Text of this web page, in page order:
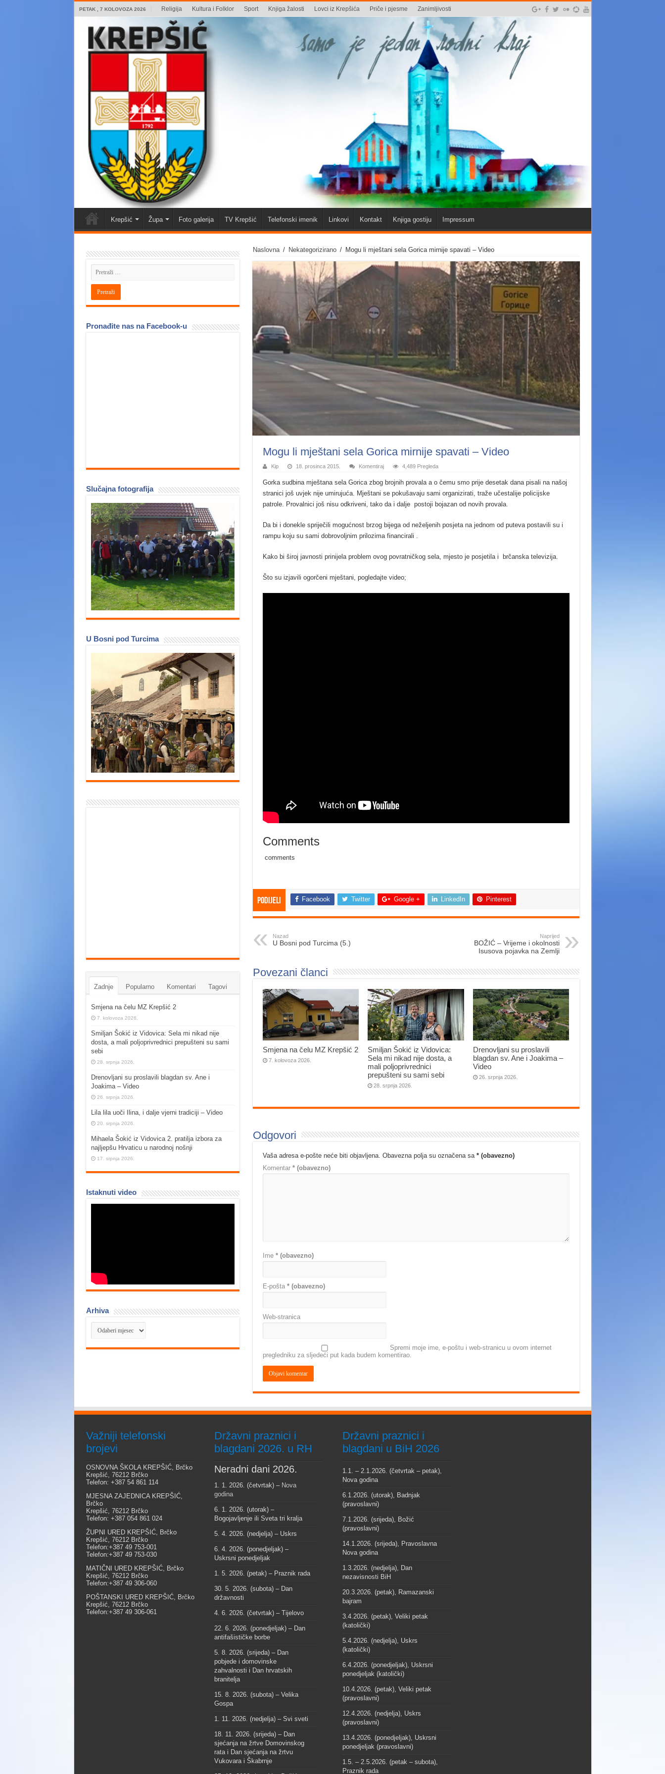
PETAK , 7 KOLOVOZA 2026 Religija Kultura i Folklor Sport Knjiga žalosti Lovci iz Krepšića Priče i pjesme Zanimljivosti
Krepšić Župa Foto galerija TV Krepšić Telefonski imenik Linkovi Kontakt Knjiga gostiju Impressum
Naslovna / Nekategorizirano / Mogu li mještani sela Gorica mirnije spavati – Video
Mogu li mještani sela Gorica mirnije spavati – Video
Kip 18. prosinca 2015. Komentiraj 4,489 Pregleda
Gorka sudbina mještana sela Gorica zbog brojnih provala a o čemu smo prije desetak dana pisali na našoj
stranici još uvjek nije umirujuća. Mještani se pokušavaju sami organizirati, traže učestalije policijske
patrole. Provalnici još nisu odkriveni, tako da i dalje postoji bojazan od novih provala.
Da bi i donekle spriječili mogućnost brzog bijega od neželjenih posjeta na jednom od puteva postavili su i
rampu koju su sami dobrovoljnim prilozima financirali .
Kako bi široj javnosti prinijela problem ovog povratničkog sela, mjesto je posjetila i brčanska televizija.
Što su izjavili ogorčeni mještani, pogledajte video;
Comments
comments
Podijeli Facebook Twitter Google + LinkedIn Pinterest
Nazad
U Bosni pod Turcima (5.)
Naprijed
BOŽIĆ – Vrijeme i okolnosti
Isusova pojavka na Zemlji
Povezani članci
Smjena na čelu MZ Krepšić 2
7. kolovoza 2026.
Smiljan Šokić iz Vidovica:
Sela mi nikad nije dosta, a
mali poljoprivrednici
prepušteni su sami sebi
28. srpnja 2026.
Drenovljani su proslavili
blagdan sv. Ane i Joakima –
Video
26. srpnja 2026.
Odgovori
Vaša adresa e-pošte neće biti objavljena. Obavezna polja su označena sa * (obavezno)
Komentar * (obavezno)
Ime * (obavezno)
E-pošta * (obavezno)
Web-stranica
Spremi moje ime, e-poštu i web-stranicu u ovom internet
pregledniku za sljedeći put kada budem komentirao.
Pronađite nas na Facebook-u
Slučajna fotografija
U Bosni pod Turcima
Zadnje Popularno Komentari Tagovi
Smjena na čelu MZ Krepšić 2
7. kolovoza 2026.
Smiljan Šokić iz Vidovica: Sela mi nikad nije
dosta, a mali poljoprivrednici prepušteni su sami
sebi
28. srpnja 2026.
Drenovljani su proslavili blagdan sv. Ane i
Joakima – Video
26. srpnja 2026.
Lila lila uoči Ilina, i dalje vjerni tradiciji – Video
20. srpnja 2026.
Mihaela Šokić iz Vidovica 2. pratilja izbora za
najljepšu Hrvaticu u narodnoj nošnji
17. srpnja 2026.
Istaknuti video
Arhiva
Arhiva
Važniji telefonski
brojevi
OSNOVNA ŠKOLA KREPŠIĆ, Brčko
Krepšić, 76212 Brčko
Telefon: +387 54 861 114
MJESNA ZAJEDNICA KREPŠIĆ,
Brčko
Krepšić, 76212 Brčko
Telefon: +387 054 861 024
ŽUPNI URED KREPŠIĆ, Brčko
Krepšić, 76212 Brčko
Telefon:+387 49 753-001
Telefon:+387 49 753-030
MATIČNI URED KREPŠIĆ, Brčko
Krepšić, 76212 Brčko
Telefon:+387 49 306-060
POŠTANSKI URED KREPŠIĆ, Brčko
Krepšić, 76212 Brčko
Telefon:+387 49 306-061
Državni praznici i
blagdani 2026. u RH
Neradni dani 2026.
1. 1. 2026. (četvrtak) – Nova
godina
6. 1. 2026. (utorak) –
Bogojavljenje ili Sveta tri kralja
5. 4. 2026. (nedjelja) – Uskrs
6. 4. 2026. (ponedjeljak) –
Uskrsni ponedjeljak
1. 5. 2026. (petak) – Praznik rada
30. 5. 2026. (subota) – Dan
državnosti
4. 6. 2026. (četvrtak) – Tijelovo
22. 6. 2026. (ponedjeljak) – Dan
antifašističke borbe
5. 8. 2026. (srijeda) – Dan
pobjede i domovinske
zahvalnosti i Dan hrvatskih
branitelja
15. 8. 2026. (subota) – Velika
Gospa
1. 11. 2026. (nedjelja) – Svi sveti
18. 11. 2026. (srijeda) – Dan
sjećanja na žrtve Domovinskog
rata i Dan sjećanja na žrtvu
Vukovara i Škabrnje
Državni praznici i
blagdani u BiH 2026
1.1. – 2.1.2026. (četvrtak – petak),
Nova godina
6.1.2026. (utorak), Badnjak
(pravoslavni)
7.1.2026. (srijeda), Božić
(pravoslavni)
14.1.2026. (srijeda), Pravoslavna
Nova godina
1.3.2026. (nedjelja), Dan
nezavisnosti BiH
20.3.2026. (petak), Ramazanski
bajram
3.4.2026. (petak), Veliki petak
(katolički)
5.4.2026. (nedjelja), Uskrs
(katolički)
6.4.2026. (ponedjeljak), Uskrsni
ponedjeljak (katolički)
10.4.2026. (petak), Veliki petak
(pravoslavni)
12.4.2026. (nedjelja), Uskrs
(pravoslavni)
13.4.2026. (ponedjeljak), Uskrsni
ponedjeljak (pravoslavni)
1.5. – 2.5.2026. (petak – subota),
Praznik rada